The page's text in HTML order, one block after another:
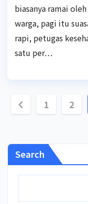
biasanya ramai
warga, pagi itu
rapi, petugas
satu per…
Posts
1 2
Search